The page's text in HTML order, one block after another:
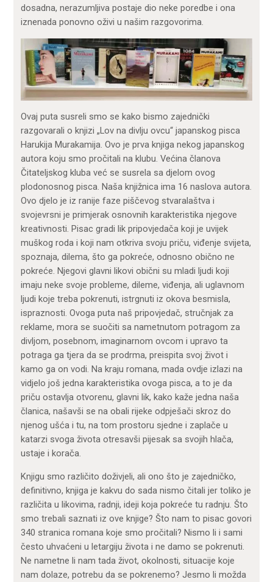
dosadna, nerazumljiva postaje dio neke poredbe i ona
iznenada ponovno oživi u našim razgovorima.
Ovaj puta susreli smo se kako bismo zajednički
razgovarali o knjizi „Lov na divlju ovcu“ japanskog pisca
Harukija Murakamija. Ovo je prva knjiga nekog japanskog
autora koju smo pročitali na klubu. Većina članova
Čitateljskog kluba već se susrela sa djelom ovog
plodonosnog pisca. Naša knjižnica ima 16 naslova autora.
Ovo djelo je iz ranije faze piščevog stvaralaštva i
svojevrsni je primjerak osnovnih karakteristika njegove
kreativnosti. Pisac gradi lik pripovjedača koji je uvijek
muškog roda i koji nam otkriva svoju priču, viđenje svijeta,
spoznaja, dilema, što ga pokreće, odnosno obično ne
pokreće. Njegovi glavni likovi obični su mladi ljudi koji
imaju neke svoje probleme, dileme, viđenja, ali uglavnom
ljudi koje treba pokrenuti, istrgnuti iz okova besmisla,
ispraznosti. Ovoga puta naš pripovjedač, stručnjak za
reklame, mora se suočiti sa nametnutom potragom za
divljom, posebnom, imaginarnom ovcom i upravo ta
potraga ga tjera da se prodrma, preispita svoj život i
kamo ga on vodi. Na kraju romana, mada ovdje izlazi na
vidjelo još jedna karakteristika ovoga pisca, a to je da
priču ostavlja otvorenu, glavni lik, kako kaže jedna naša
članica, našavši se na obali rijeke odpješači skroz do
njenog ušća i tu, na tom prostoru sjedne i zaplače u
katarzi svoga života otresavši pijesak sa svojih hlača,
ustaje i korača.
Knjigu smo različito doživjeli, ali ono što je zajedničko,
definitivno, knjiga je kakvu do sada nismo čitali jer toliko je
različita u likovima, radnji, ideji koja pokreće tu radnju. Što
smo trebali saznati iz ove knjige? Što nam to pisac govori
340 stranica romana koje smo pročitali? Nismo li i sami
često uhvaćeni u letargiju života i ne damo se pokrenuti.
Ne nametne li nam tada život, okolnosti, situacije koje
nam dolaze, potrebu da se pokrenemo? Jesmo li možda